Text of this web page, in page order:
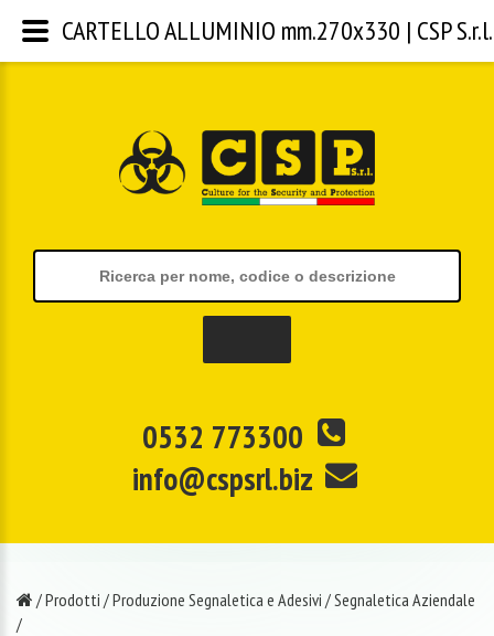
0532 773300
info@cspsrl.biz
/Prodotti /Produzione Segnaletica e Adesivi /Segnaletica Aziendale
/
CARTELLO ALLUMINIO mm.270x330 | CSP S.r.l.